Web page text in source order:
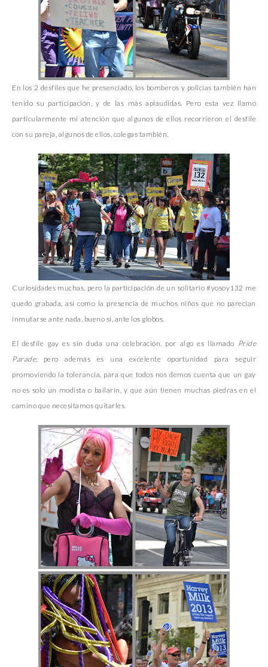
En los 2 desfiles que he presenciado, los bomberos y policías también han
tenido su participación, y de las más aplaudidas. Pero esta vez llamó
particularmente mi atención que algunos de ellos recorrieron el desfile
con su pareja, algunos de ellos, colegas también.
Curiosidades muchas, pero la participación de un solitario #yosoy132 me
quedó grabada, así como la presencia de muchos niños que no parecían
inmutarse ante nada, bueno si, ante los globos.
El desfile gay es sin duda una celebración, por algo es llamado Pride
Parade, pero además es una excelente oportunidad para seguir
promoviendo la tolerancia, para que todos nos demos cuenta que un gay
no es solo un modista o bailarín, y que aún tienen muchas piedras en el
camino que necesitamos quitarles.